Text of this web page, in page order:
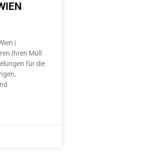
|
Ihren Müll
für die